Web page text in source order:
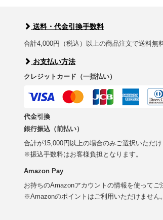
送料・代金引換手数料
合計4,000円（税込）以上の商品注文で送料無
お支払い方法
クレジットカード（一括払い）
代金引換
銀行振込（前払い）
合計が15,000円以上の場合のみご選択いただけ
※振込手数料はお客様負担となります。
Amazon Pay
お持ちのAmazonアカウントの情報を使ってご
※Amazonのポイントはご利用いただけません。